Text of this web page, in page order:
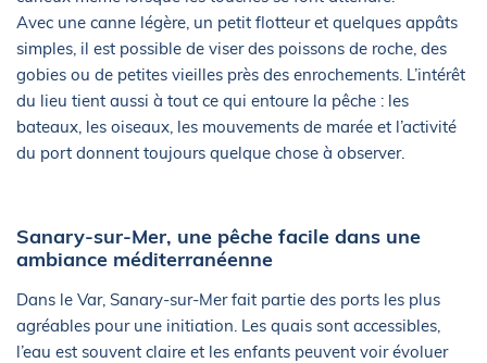
Avec une canne légère, un petit flotteur et quelques appâts
simples, il est possible de viser des poissons de roche, des
gobies ou de petites vieilles près des enrochements. L’intérêt
du lieu tient aussi à tout ce qui entoure la pêche : les
bateaux, les oiseaux, les mouvements de marée et l’activité
du port donnent toujours quelque chose à observer.
Sanary-sur-Mer, une pêche facile dans une
ambiance méditerranéenne
Dans le Var, Sanary-sur-Mer fait partie des ports les plus
agréables pour une initiation. Les quais sont accessibles,
l’eau est souvent claire et les enfants peuvent voir évoluer